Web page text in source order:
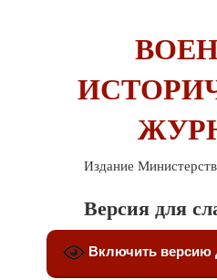
Издание
Версия для
Включить версию